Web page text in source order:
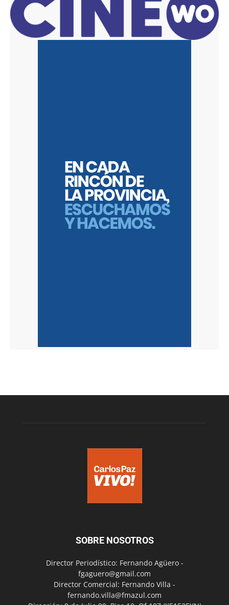
SOBRE NOSOTROS
Director Periodístico: Fernando Agüero -
fgaguero@gmail.com
Director Comercial: Fernando Villa -
fernando.villa@fmazul.com